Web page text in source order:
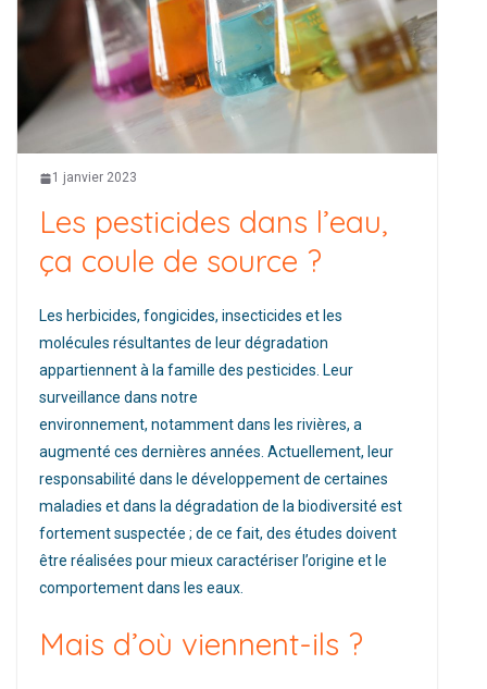
1 janvier 2023
Les pesticides dans l’eau,
ça coule de source ?
Les herbicides, fongicides, insecticides et les
molécules résultantes de leur dégradation
appartiennent à la famille des pesticides. Leur
surveillance dans notre
environnement, notamment dans les rivières, a
augmenté ces dernières années. Actuellement, leur
responsabilité dans le développement de certaines
maladies et dans la dégradation de la biodiversité est
fortement suspectée ; de ce fait, des études doivent
être réalisées pour mieux caractériser l’origine et le
comportement dans les eaux.
Mais d’où viennent-ils ?